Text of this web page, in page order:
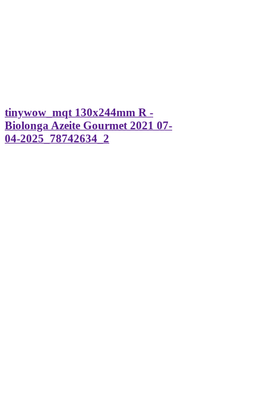
tinywow_mqt 130x244mm R -
Biolonga Azeite Gourmet 2021 07-
04-2025_78742634_2